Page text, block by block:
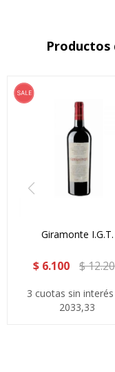
Productos
Giramonte I.G.T.
$ 6.100 $
3 cuotas sin
2033,33